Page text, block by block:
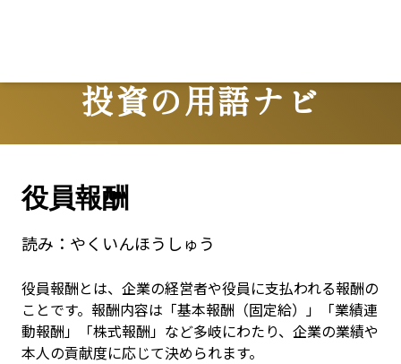
投資の用語ナビ
Terms
役員報酬
読み： やくいんほうしゅう
役員報酬とは、企業の経営者や役員に支払われる報酬の
ことです。報酬内容は「基本報酬（固定給）」「業績連
動報酬」「株式報酬」など多岐にわたり、企業の業績や
本人の貢献度に応じて決められます。